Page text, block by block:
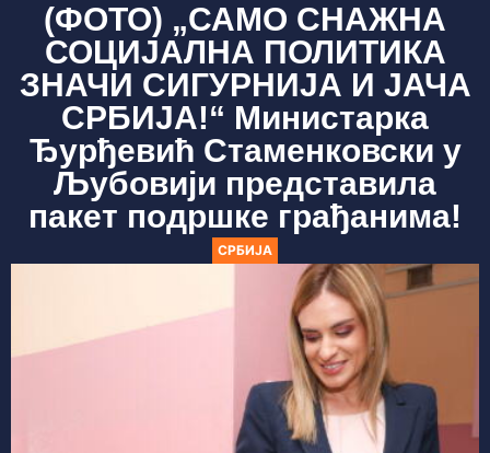
(ФОТО) „САМО СНАЖНА
СОЦИЈАЛНА ПОЛИТИКА
ЗНАЧИ СИГУРНИЈА И ЈАЧА
СРБИЈА!“ Министарка
Ђурђевић Стаменковски у
Љубовији представила
пакет подршке грађанима!
СРБИЈА